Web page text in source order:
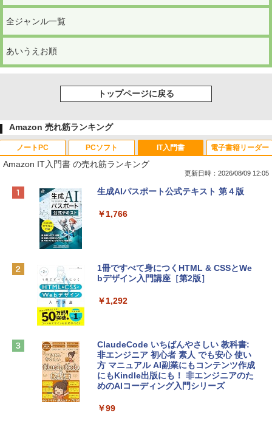
全ジャンル一覧
あいうえお順
トップページに戻る
Amazon 売れ筋ランキング
ノートPC
Apple 2026 MacBook Neo A18 Proチッ
e Intelligenceのために設計、Liquid Ret
￥119,800
tomtoc 360°保護 15.6 16インチ パソコ
￥2,952
Apple 2026 MacBook Air M5チップ搭載
13インチノートブック：AIとApple Intell
スプレイ、16GBユニファイドメモリ、1
PCソフト
Robloxギフトカード - 800 Robux 【限
インゲームコード】 ロブロックス | オン
Robloxギフトカード - 1000 Robux 【限
インゲームコード】 ロブロックス |オン
Robloxギフトカード - 2,000 Robux 【限
定バーチャルアイテムを含む】 【オンラ
インゲームコード】 ロブロックス | オン
IT入門書
Amazon IT入門書 の売れ筋ランキング
更新日時：2026/08/09 12:05
生成AIパスポート公式テキスト 第４版
￥1,766
1冊ですべて身につくHTML & CSSとWe
bデザイン入門講座［第2版］
￥1,292
ClaudeCode いちばんやさしい 教科書:
非エンジニア 初心者 素人 でも安心 使い
方 マニュアル AI副業にもコンテンツ作成
にもKindle出版にも！ 非エンジニアのた
めのAIコーディング入門シリーズ
￥99
電子書籍リーダー